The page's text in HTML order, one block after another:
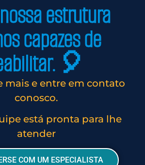
estrutura
capazes de
🎈
mais e entre em contato
conosco.
está pronta para lhe
atender
COM UM ESPECIALISTA